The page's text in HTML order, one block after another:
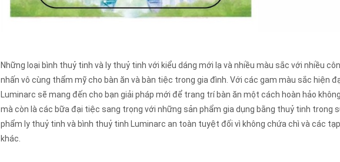
Những loại bình thuỷ tinh và ly thuỷ tinh với kiểu dáng mới lạ và nhiều màu sắc với nhiều
nhấn vô cùng thẩm mỹ cho bàn ăn và bàn tiệc trong gia đình. Với các gam màu sắc hiện
Luminarc sẽ mang đến cho bạn giải pháp mới để trang trí bàn ăn một cách hoàn hảo
mà còn là các bữa đại tiệc sang trọng với những sản phẩm gia dụng bằng thuỷ tinh trong
phẩm ly thuỷ tinh và bình thuỷ tinh Luminarc an toàn tuyệt đối vì không chứa chì và các
khác.